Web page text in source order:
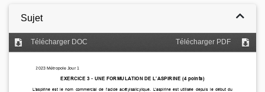
Sujet